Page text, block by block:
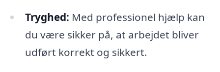
Tryghed: Med professionel hjælp kan
du være sikker på, at arbejdet bliver
udført korrekt og sikkert.